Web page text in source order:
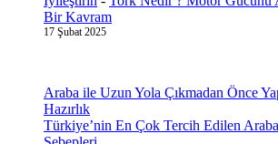
Bir Kavram
17 Şubat 2025
Araba ile Uzun Yola Çıkmadan Önce
Hazırlık
Türkiye’nin En Çok Tercih Edilen